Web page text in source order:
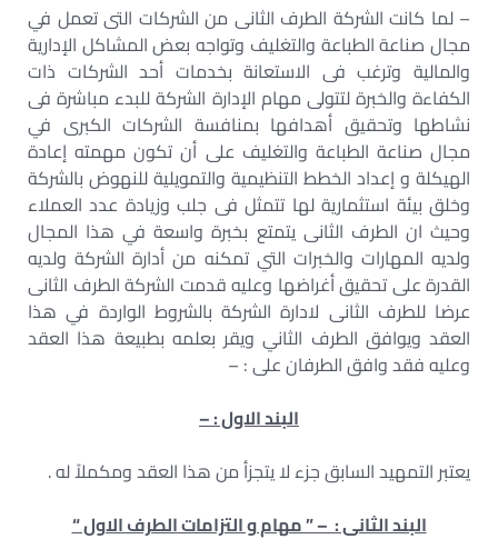
– لما كانت الشركة الطرف الثانى من الشركات التى تعمل في
مجال صناعة الطباعة والتغليف وتواجه بعض المشاكل الإدارية
والمالية وترغب فى الاستعانة بخدمات أحد الشركات ذات
الكفاءة والخبرة لتتولى مهام الإدارة الشركة للبدء مباشرة فى
نشاطها وتحقيق أهدافها بمنافسة الشركات الكبرى في
مجال صناعة الطباعة والتغليف على أن تكون مهمته إعادة
الهيكلة و إعداد الخطط التنظيمية والتمويلية للنهوض بالشركة
وخلق بيئة استثمارية لها تتمثل فى جلب وزيادة عدد العملاء
وحيث ان الطرف الثانى يتمتع بخبرة واسعة في هذا المجال
ولديه المهارات والخبرات التي تمكنه من أدارة الشركة ولديه
القدرة على تحقيق أغراضها وعليه قدمت الشركة الطرف الثانى
عرضا للطرف الثانى لادارة الشركة بالشروط الواردة في هذا
العقد ويوافق الطرف الثاني ويقر بعلمه بطبيعة هذا العقد
وعليه فقد وافق الطرفان على : –
البند الاول : –
يعتبر التمهيد السابق جزء لا يتجزأ من هذا العقد ومكملاً له .
البند الثانى : – ” مهام و التزامات الطرف الاول “